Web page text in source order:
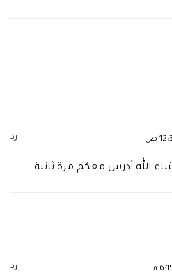
رد
الله أدرس معكم مرة ثانية.
رد